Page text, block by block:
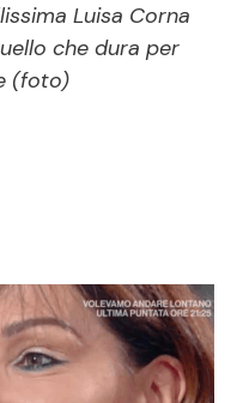
e Talent
Opera
Luisa Corna
che dura per
(foto)